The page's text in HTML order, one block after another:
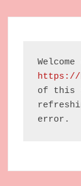
https://
of this
error.